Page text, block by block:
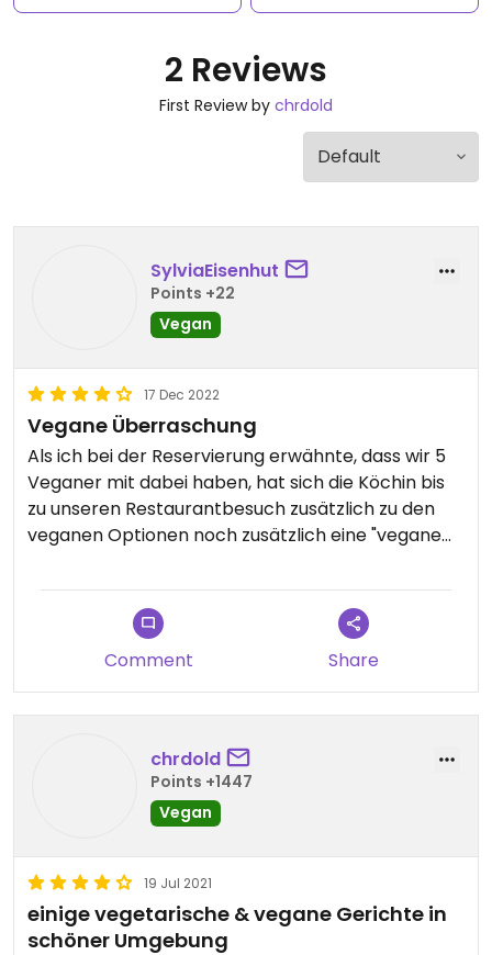
2 Reviews
First Review by chrdold
SylviaEisenhut
Points +22
Vegan
17 Dec 2022
Vegane Überraschung
Als ich bei der Reservierung erwähnte, dass wir 5
Veganer mit dabei haben, hat sich die Köchin bis
zu unseren Restaurantbesuch zusätzlich zu den
veganen Optionen noch zusätzlich eine "vegane
war. 😍
Comment Share
chrdold
Points +1447
Vegan
19 Jul 2021
einige vegetarische & vegane Gerichte in
schöner Umgebung